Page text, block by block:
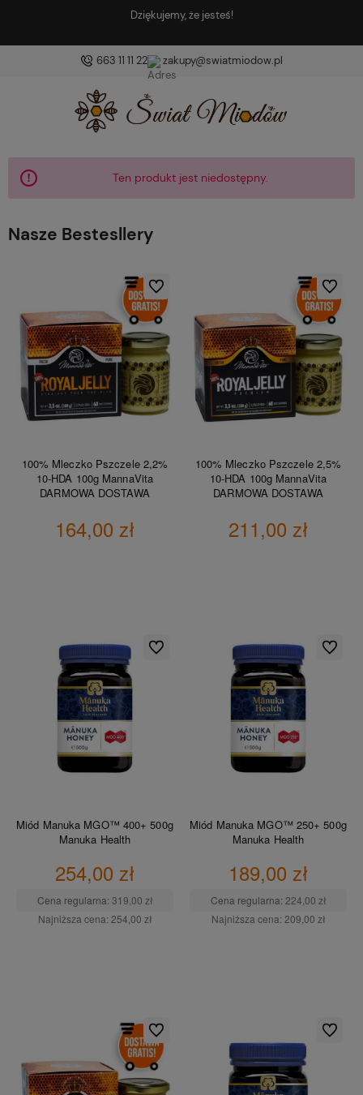
Znajdź coś dobrego i coś zdrowego!
663 11 11 22 zakupy@swiatmiodow.pl
Ten produkt jest niedostępny.
Nasze Bestesllery
100% Mleczko Pszczele 2,2%
10-HDA 100g MannaVita
DARMOWA DOSTAWA
164,00 zł
Do ulubionych
100% Mleczko Pszczele 2,5%
10-HDA 100g MannaVita
DARMOWA DOSTAWA
211,00 zł
Do
Miód Manuka MGO™ 400+ 500g
Manuka Health
254,00 zł
Cena regularna: 319,00 zł
Najniższa cena: 254,00 zł
Do ulubionych
Miód Manuka MGO™ 250+ 500g
Manuka Health
189,00 zł
Cena regularna: 224,00 zł
Najniższa cena: 209,00 zł
Do
Do ulubionych Do